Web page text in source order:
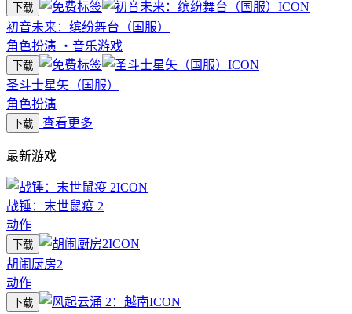
下载
初音未来：缤纷舞台（国服）
角色扮演
・ 音乐游戏
下载
圣斗士星矢（国服）
角色扮演
下载 查看更多
最新游戏
战锤：末世鼠疫 2
动作
下载
胡闹厨房2
动作
下载